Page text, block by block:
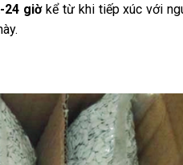
24 giờkể từ khi tiếp xúc với